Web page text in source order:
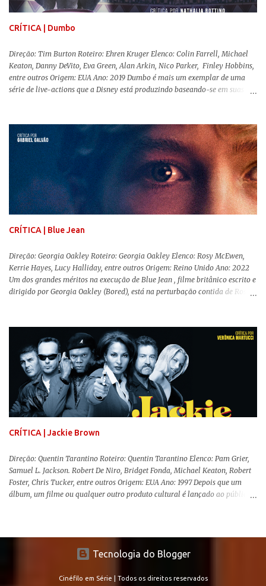
informações molda a mente d...
CRÍTICA | Dumbo
Direção: Tim Burton Roteiro: Ehren Kruger Elenco: Colin Farrell, Michael
Keaton, Danny DeVito, Eva Green, Alan Arkin, Nico Parker, Finley Hobbins,
entre outros Origem: EUA Ano: 2019 Dumbo é mais um exemplar de uma
série de live-actions que a Disney está produzindo baseando-se em suas
remake , já que a história do elefantinho voador foi reinventada de forma
mais realista, se adequando perfeitamente a proposta. Não há animais
falantes, por exemplo, mas nem por isso o tom lúdico e infantil é deixado
de lado. Apesar da relevância histórica, o filme supera a animação original
em termos visuais e narrativos, , superando a animação original em termos
visuais e narrativos. A história começa quando o pai das crianças, Holt
Ferrier (Colin Farrell), uma ex-estrela de circo, volta da guerra e se depara
com os filhos de...
CRÍTICA | Blue Jean
Direção: Georgia Oakley Roteiro: Georgia Oakley Elenco: Rosy McEwen,
Kerrie Hayes, Lucy Halliday, entre outros Origem: Reino Unido Ano: 2022
Um dos grandes méritos na execução de Blue Jean , filme britânico escrito e
dirigido por Georgia Oakley (Bored), está na perturbação contida de Rosy
movimentos e falas, equilibrada numa frágil neutralidade entre seu
trabalho e seus afetos, passando noites bebendo e jogando sinuca com seu
grupo de amigas lésbicas e sua amante. É imperativo para ela que ambos
os mundos não se cruzem de modo algum, pois o período histórico no qual
a história se passa - 1988 na Inglaterra - é de um contexto profundamente
conservador e hostil a pessoas queer. Com o governo liderado pela então
primeira-ministra Margaret Tatcher usando recursos supostamente
constitucionais para mobilizar campanhas agressivas ao modo de vida
CRÍTICA | Jackie Brown
Direção: Quentin Tarantino Roteiro: Quentin Tarantino Elenco: Pam Grier,
Samuel L. Jackson. Robert De Niro, Bridget Fonda, Michael Keaton, Robert
Foster, Chris Tucker, entre outros Origem: EUA Ano: 1997 Depois que um
álbum, um filme ou qualquer outro produto cultural é lançado ao público
Tarantino ( Era Uma Vez em... Hollywood ) é um bom exemplo disso. Com o
diretor alavancou de forma absurda, e que viria a ser questionada em seu
Tecnologia do Blogger
Cinéfilo em Série | Todos os direitos reservados